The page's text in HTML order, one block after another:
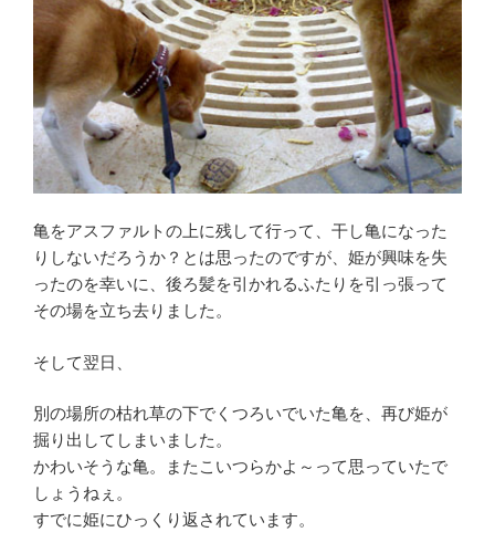
亀をアスファルトの上に残して行って、干し亀になった
りしないだろうか？とは思ったのですが、姫が興味を失
ったのを幸いに、後ろ髪を引かれるふたりを引っ張って
その場を立ち去りました。
そして翌日、
別の場所の枯れ草の下でくつろいでいた亀を、再び姫が
掘り出してしまいました。
かわいそうな亀。またこいつらかよ～って思っていたで
しょうねぇ。
すでに姫にひっくり返されています。